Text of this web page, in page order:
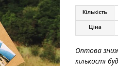
Кількість
Ціна
Оптова
кількості